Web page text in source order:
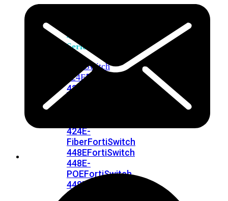
400
Series
FortiSwitch
424EFortiSwitch
424E-
424E-
FiberFortiSwitch
448EFortiSwitch
448E-
POEFortiSwitch
448E-
FPOE